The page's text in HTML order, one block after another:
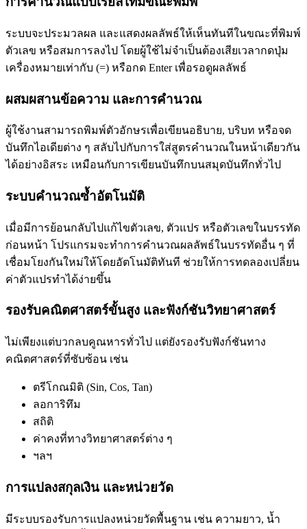
ระบบจะประมวลผล และแสดงผลลัพธ์ให้เห็นทันทีในขณะที่พิมพ์
ตัวเลข หรือสมการลงไป โดยผู้ใช้ไม่จำเป็นต้องเสียเวลากดปุ่ม
เครื่องหมายเท่ากับ (=) หรือกด Enter เพื่อรอดูผลลัพธ์
ผสมผสานข้อความ และการคำนวณ
ผู้ใช้งานสามารถพิมพ์ตัวอักษรเพื่อเขียนอธิบาย, บริบท หรือจด
บันทึกไอเดียต่าง ๆ สลับไปกับการใส่สูตรคำนวณในหน้าเดียวกัน
ได้อย่างอิสระ เหมือนกับการเขียนบันทึกบนสมุดบันทึกทั่วไป
ระบบคำนวณซ้ำอัตโนมัติ
เมื่อมีการย้อนกลับไปแก้ไขตัวเลข, ตัวแปร หรือตัวเลขในบรรทัด
ก่อนหน้า โปรแกรมจะทำการคำนวณผลลัพธ์ในบรรทัดอื่น ๆ ที่
เชื่อมโยงกันใหม่ให้โดยอัตโนมัติทันที ช่วยให้การทดลองเปลี่ยน
ค่าตัวแปรทำได้ง่ายขึ้น
รองรับคณิตศาสตร์ขั้นสูง และฟังก์ชันวิทยาศาสตร์
ไม่เพียงแต่บวกลบคูณหารทั่วไป แต่ยังรองรับฟังก์ชันทาง
คณิตศาสตร์ที่ซับซ้อน เช่น
ตรีโกณมิติ (Sin, Cos, Tan)
ลอการิทึม
สถิติ
ค่าคงที่ทางวิทยาศาสตร์ต่าง ๆ
ฯลฯ
การแปลงสกุลเงิน และหน่วยวัด
มีระบบรองรับการแปลงหน่วยวัดพื้นฐาน เช่น ความยาว, น้ำ